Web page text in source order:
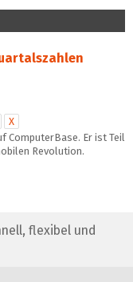
X
ComputerBase. Er ist Teil
Revolution.
flexibel und